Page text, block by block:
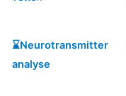
⌛️Neurotransmitter
analyse